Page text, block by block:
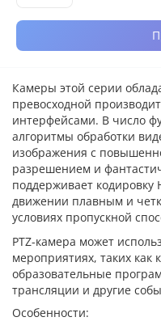
Камеры этой серии
превосходной
интерфейсами. В число
алгоритмы обработки
изображения с
разрешением и
поддерживает кодировку
движении плавным и
условиях пропускной
PTZ-камера может
мероприятиях, таких
образовательные
трансляции и другие
Особенности: